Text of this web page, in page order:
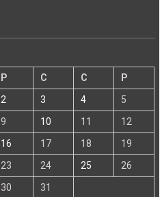
P C C
P
2 3 4
5
9 10 11
12
16 17 18
19
23 24 25
26
30 31